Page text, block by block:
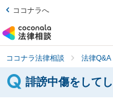
ココナラへ
ココナラ法律相談 法律Q&A
誹謗中傷をして